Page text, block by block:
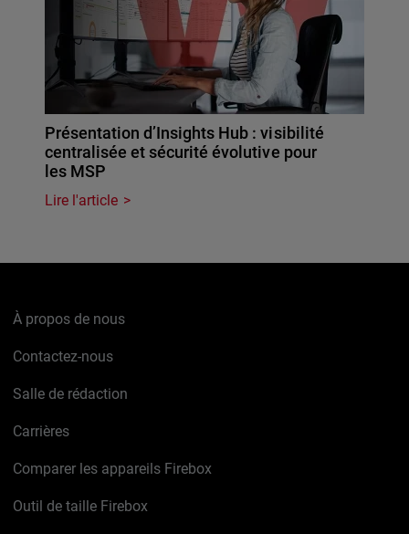
Présentation d’Insights Hub : visibilité
centralisée et sécurité évolutive pour
les MSP
Lire l'article
À propos de nous
Contactez-nous
Salle de rédaction
Carrières
Comparer les appareils Firebox
Outil de taille Firebox